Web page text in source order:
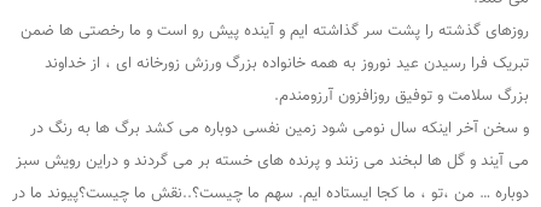
روزهای گذشته را پشت سر گذاشته ایم و آینده پیش رو است و ما رخصتی ها ضمن
تبریک فرا رسیدن عید نوروز به همه خانواده بزرگ ورزش زورخانه ای ، از خداوند
بزرگ سلامت و توفیق روزافزون آرزومندم.
و سخن آخر اینکه سال نومی شود زمین نفسی دوباره می کشد برگ ها به رنگ در
می آیند و گل ها لبخند می زنند و پرنده های خسته بر می گردند و دراین رویش سبز
دوباره … من ،تو ، ما کجا ایستاده ایم. سهم ما چیست؟..نقش ما چیست؟پیوند ما در